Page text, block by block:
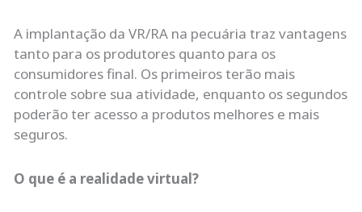
A implantação da VR/RA na pecuária traz vantagens
tanto para os produtores quanto para os
consumidores final. Os primeiros terão mais
controle sobre sua atividade, enquanto os segundos
poderão ter acesso a produtos melhores e mais
seguros.
O que é a realidade virtual?